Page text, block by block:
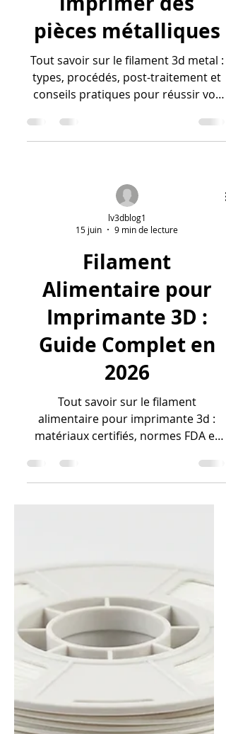
guide complet pour
imprimer des
pièces métalliques
Tout savoir sur le filament 3d metal :
15 juin
9 min de lecture
Filament
Alimentaire pour
Imprimante 3D :
Guide Complet en
2026
Tout savoir sur le filament
EU, bonnes pratiques et post-